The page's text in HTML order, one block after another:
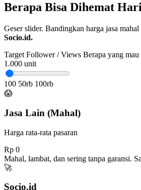
Berapa Bisa Dihemat
Geser slider. Bandingkan harga jasa mahal
Socio.id.
Target Follower / Views Berapa yang
1.000 unit
100 50rb 100rb
😱
Jasa Lain (Mahal)
Harga rata-rata pasaran
Rp 0
Mahal, lambat, dan sering tanpa garansi.
🚀
Socio.id